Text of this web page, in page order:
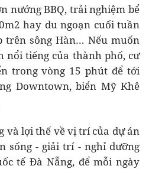
nướng BBQ, trải nghiệm bể
hay du ngoạn cuối tuần
trên sông Hàn… Nếu muốn
nổi tiếng của thành phố, cư
trong vòng 15 phút để tới
Downtown, biển Mỹ Khê
và lợi thế về vị trí của dự án
sống - giải trí - nghỉ dưỡng
tế Đà Nẵng, để mỗi ngày